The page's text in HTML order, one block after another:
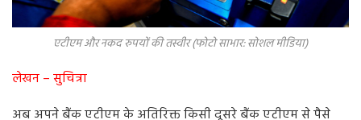
एटीएम और नकद रुपयों की तस्वीर (फोटो साभार: सोशल मीडिया)
लेखन – सुचित्रा
अब अपने बैंक एटीएम के अतिरिक्त किसी दूसरे बैंक एटीएम से पैसे